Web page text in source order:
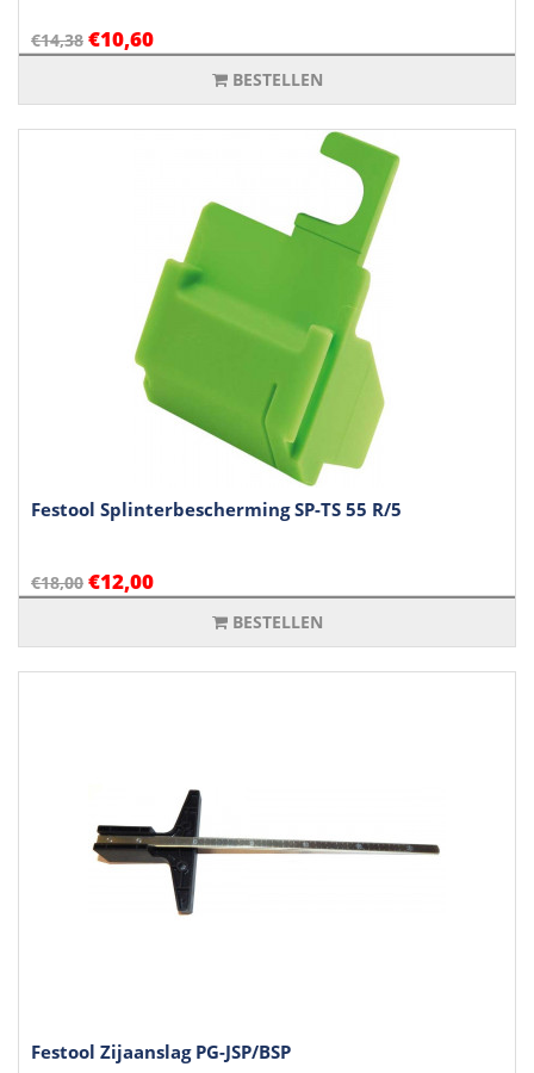
€14,38 €10,60
BESTELLEN
Festool Splinterbescherming SP-TS 55 R/5
€18,00 €12,00
BESTELLEN
Festool Zijaanslag PG-JSP/BSP